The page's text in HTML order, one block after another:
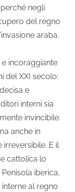
negli
del regno
araba.
incoraggiante
del XXI secolo:
e
interni sia
invincibile.
anche in
irreversibile. E il
cattolica lo
iberica,
interne al regno